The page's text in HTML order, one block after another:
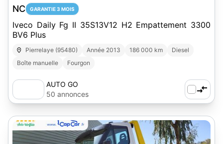
NC GARANTIE 3 MOIS
Iveco Daily Fg II 35S13V12 H2 Empattement 3300
BV6 Plus
Pierrelaye (95480) Année 2013 186 000 km
Diesel
Boîte manuelle
Fourgon
AUTO GO
50 annonces